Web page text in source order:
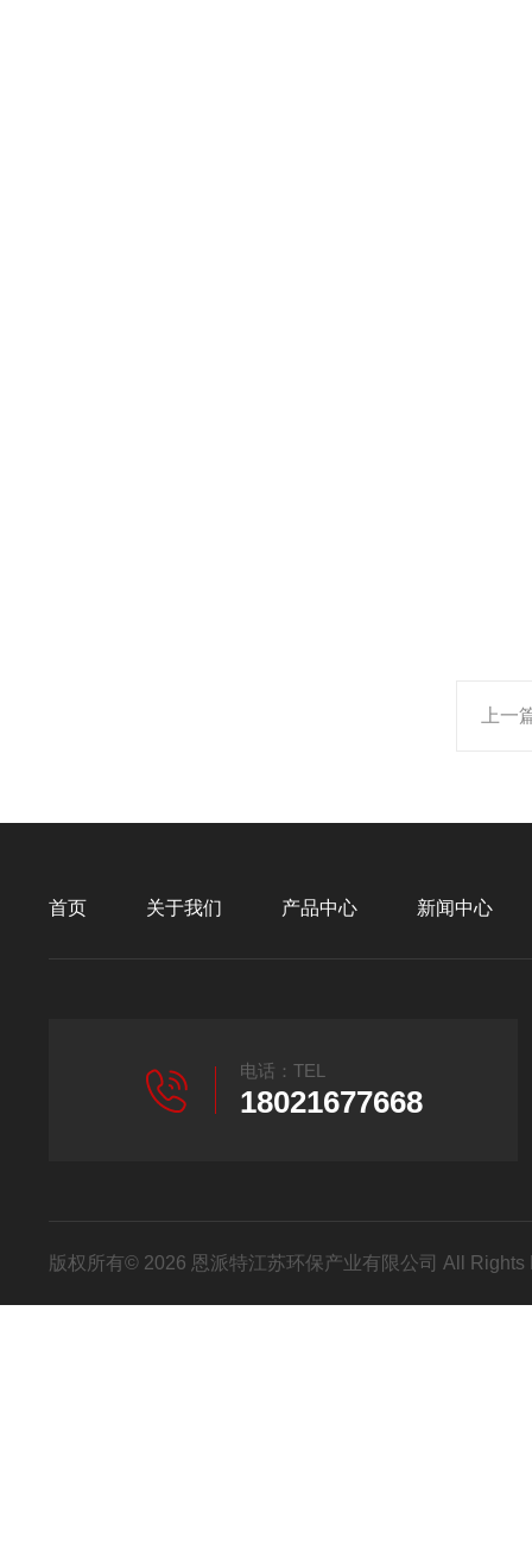
上一
首页 关于我们 产品中心 新闻中心
电话：TEL
18021677668
版权所有© 2026 恩派特江苏环保产业有限公司 All